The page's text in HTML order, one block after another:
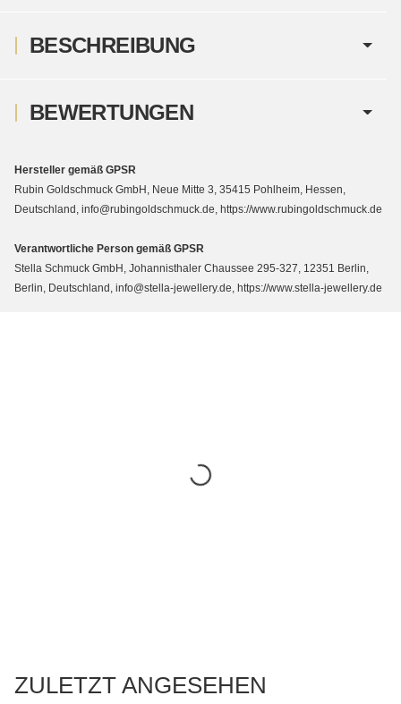
BESCHREIBUNG
BEWERTUNGEN
Hersteller gemäß GPSR
Rubin Goldschmuck GmbH, Neue Mitte 3, 35415 Pohlheim, Hessen,
Deutschland, info@rubingoldschmuck.de, https://www.rubingoldschmuck.de
Verantwortliche Person gemäß GPSR
Stella Schmuck GmbH, Johannisthaler Chaussee 295-327, 12351 Berlin,
Berlin, Deutschland, info@stella-jewellery.de, https://www.stella-jewellery.de
ZULETZT ANGESEHEN